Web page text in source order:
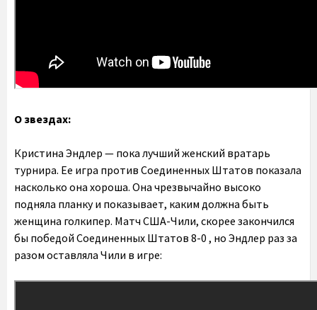
О звездах:
Кристина Эндлер — пока лучший женский вратарь
турнира. Ее игра против Соединенных Штатов показала
насколько она хороша. Она чрезвычайно высоко
подняла планку и показывает, каким должна быть
женщина голкипер. Матч США-Чили, скорее закончился
бы победой Соединенных Штатов 8-0 , но Эндлер раз за
разом оставляла Чили в игре: